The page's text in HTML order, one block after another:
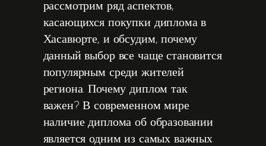
рассмотрим ряд аспектов,
касающихся покупки диплома в
Хасавюрте, и обсудим, почему
данный выбор все чаще становится
популярным среди жителей
региона. Почему диплом так
важен? В современном мире
наличие диплома об образовании
является одним из самых важных